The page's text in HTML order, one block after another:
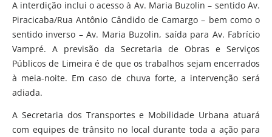
A interdição inclui o acesso à Av. Maria Buzolin – sentido Av.
Piracicaba/Rua Antônio Cândido de Camargo – bem como o
sentido inverso – Av. Maria Buzolin, saída para Av. Fabrício
Vampré. A previsão da Secretaria de Obras e Serviços
Públicos de Limeira é de que os trabalhos sejam encerrados
à meia-noite. Em caso de chuva forte, a intervenção será
adiada.
A Secretaria dos Transportes e Mobilidade Urbana atuará
com equipes de trânsito no local durante toda a ação para